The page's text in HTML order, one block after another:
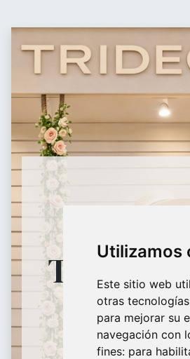
Utilizamos
Este sitio web
otras
para mejorar su
navegación con
fines: para
购物车 0
Maniquíes, percheros, estanterías, panel
TIENDA
9:30H -
De domingo a